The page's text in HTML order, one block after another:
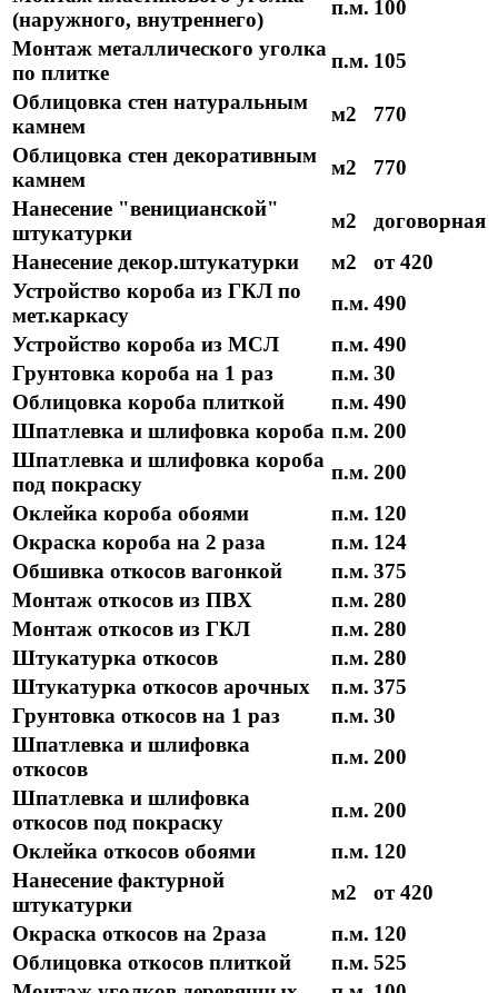
(наружного, внутреннего)
п.м. 100
Монтаж металлического уголка
по плитке
п.м. 105
Облицовка стен натуральным
камнем
м2
770
Облицовка стен декоративным
камнем
м2
770
Нанесение "веницианской"
штукатурки
м2
договорная
Нанесение декор.штукатурки
м2
от 420
Устройство короба из ГКЛ по
мет.каркасу
п.м. 490
Устройство короба из МСЛ
п.м. 490
Грунтовка короба на 1 раз
п.м. 30
Облицовка короба плиткой
п.м. 490
Шпатлевка и шлифовка короба п.м. 200
Шпатлевка и шлифовка короба
под покраску
п.м. 200
Оклейка короба обоями
п.м. 120
Окраска короба на 2 раза
п.м. 124
Обшивка откосов вагонкой
п.м. 375
Монтаж откосов из ПВХ
п.м. 280
Монтаж откосов из ГКЛ
п.м. 280
Штукатурка откосов
п.м. 280
Штукатурка откосов арочных
п.м. 375
Грунтовка откосов на 1 раз
п.м. 30
Шпатлевка и шлифовка
откосов
п.м. 200
Шпатлевка и шлифовка
откосов под покраску
п.м. 200
Оклейка откосов обоями
п.м. 120
Нанесение фактурной
штукатурки
м2
от 420
Окраска откосов на 2раза
п.м. 120
Облицовка откосов плиткой
п.м. 525